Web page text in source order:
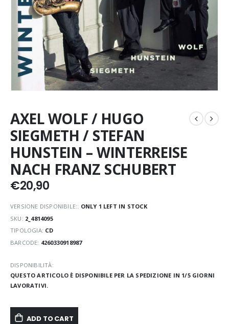
AXEL WOLF / HUGO
SIEGMETH / STEFAN
HUNSTEIN – WINTERREISE
NACH FRANZ SCHUBERT
€20,90
VERSIONE DISPONIBILE:: ONLY 1 LEFT IN STOCK
SKU: 2_4814095
TIPOLOGIA: CD
BARCODE: 4260330918987
DISPONIBILITÀ:
QUESTO ARTICOLO È DISPONIBILE PER LA SPEDIZIONE IN 1/5 GIORNI
LAVORATIVI.
ADD TO CART